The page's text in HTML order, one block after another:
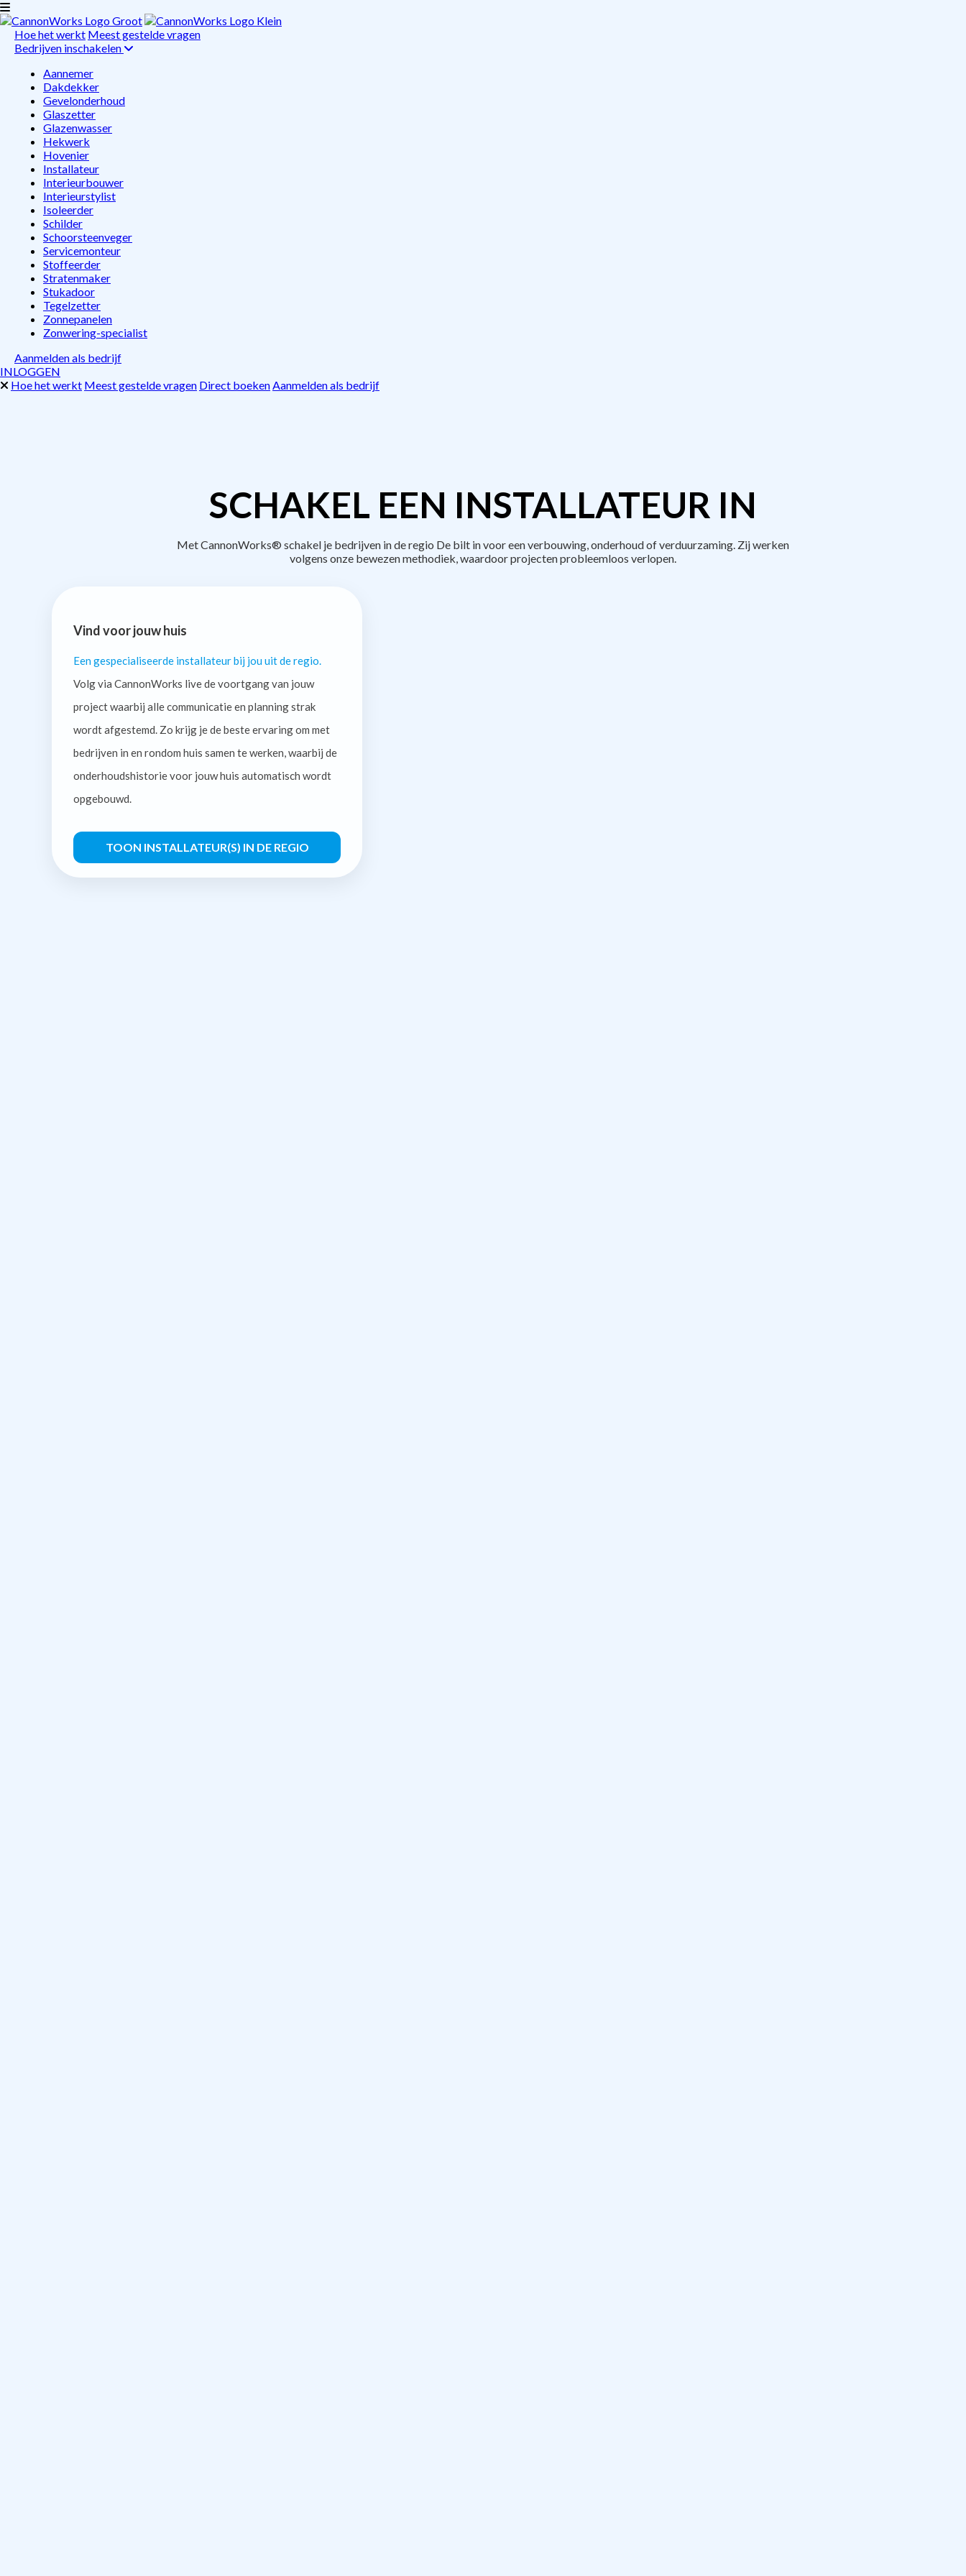
Hoe het werkt Meest gestelde vragen
Bedrijven inschakelen
Aannemer
Dakdekker
Gevelonderhoud
Glaszetter
Glazenwasser
Hekwerk
Hovenier
Installateur
Interieurbouwer
Interieurstylist
Isoleerder
Schilder
Schoorsteenveger
Servicemonteur
Stoffeerder
Stratenmaker
Stukadoor
Tegelzetter
Zonnepanelen
Zonwering-specialist
Aanmelden als bedrijf
INLOGGEN
Hoe het werkt Meest gestelde vragen Direct boekenAanmelden als bedrijf
SCHAKEL EEN INSTALLATEUR IN
Met CannonWorks® schakel je bedrijven in de regio De bilt in voor een verbouwing, onderhoud of verduurzaming. Zij werken
volgens onze bewezen methodiek, waardoor projecten probleemloos verlopen.
Vind voor jouw huis
Een gespecialiseerde installateur bij jou uit de regio.
Volg via CannonWorks live de voortgang van jouw
project waarbij alle communicatie en planning strak
wordt afgestemd. Zo krijg je de beste ervaring om met
bedrijven in en rondom huis samen te werken, waarbij de
onderhoudshistorie voor jouw huis automatisch wordt
opgebouwd.
TOON INSTALLATEUR(S) IN DE REGIO